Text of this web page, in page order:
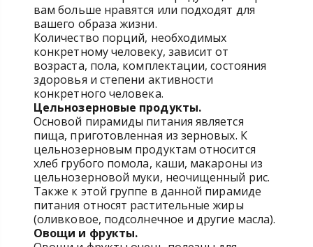
вам больше нравятся или подходят для
вашего образа жизни.
Количество порций, необходимых
конкретному человеку, зависит от
возраста, пола, комплектации, состояния
здоровья и степени активности
конкретного человека.
Цельнозерновые продукты.
Основой пирамиды питания является
пища, приготовленная из зерновых. К
цельнозерновым продуктам относится
хлеб грубого помола, каши, макароны из
цельнозерновой муки, неочищенный рис.
Также к этой группе в данной пирамиде
питания относят растительные жиры
(оливковое, подсолнечное и другие масла).
Овощи и фрукты.